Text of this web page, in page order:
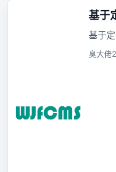
基于
基于
臭大佬